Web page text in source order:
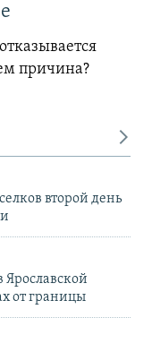
причина?
второй день
Ярославской
от границы